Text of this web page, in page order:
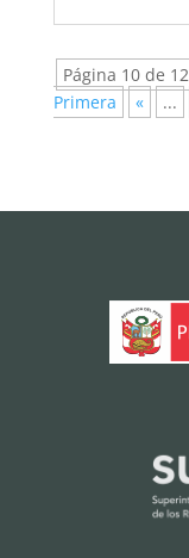
Página 10 de 12
Primera
« ...